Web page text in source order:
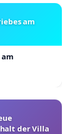
am
der Villa